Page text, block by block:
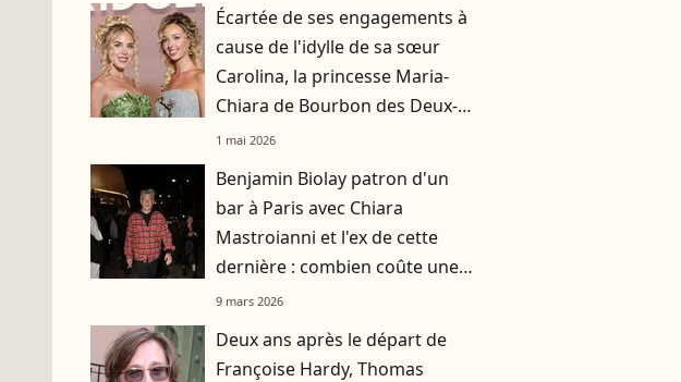
Écartée de ses engagements à
cause de l'idylle de sa sœur
Carolina, la princesse Maria-
Chiara de Bourbon des Deux-
Siciles sort de sa réserve
1 mai 2026
Benjamin Biolay patron d'un
bar à Paris avec Chiara
Mastroianni et l'ex de cette
dernière : combien coûte une
soirée dans cet établissement ?
9 mars 2026
Deux ans après le départ de
Françoise Hardy, Thomas